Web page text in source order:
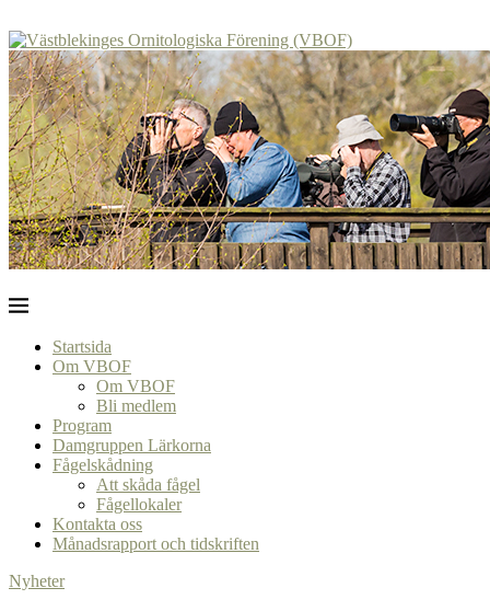
Startsida
Om VBOF
Om VBOF
Bli medlem
Program
Damgruppen Lärkorna
Fågelskådning
Att skåda fågel
Fågellokaler
Kontakta oss
Månadsrapport och tidskriften
Nyheter